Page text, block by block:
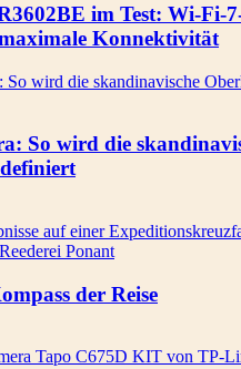
im Test: Wi-Fi-
Konnektivität
So wird die
der Reise